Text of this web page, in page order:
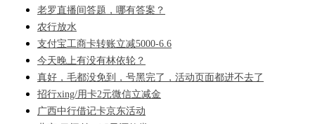
老罗直播间答题，哪有答案？
农行放水
支付宝工商卡转账立减5000-6.6
今天晚上有没有林依轮？
真好，毛都没免到，号黑完了，活动页面都进不去了
招行xing/用卡2元微信立减金
广西中行借记卡京东活动